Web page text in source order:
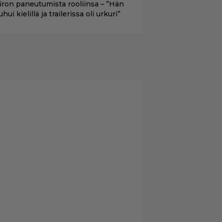
paneutumista rooliinsa – ”Hän
kielillä ja trailerissa oli urkuri”